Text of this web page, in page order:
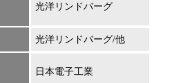
光洋リンドバーグ
光洋リンドバーグ/他
日本電子工業